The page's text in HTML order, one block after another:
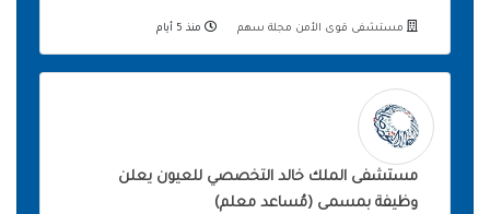
مستشفى قوى الأمن مجلة سهم منذ 5 أيام
مستشفى الملك خالد التخصصي للعيون يعلن
وظيفة بمسمى (مُساعد معلم)